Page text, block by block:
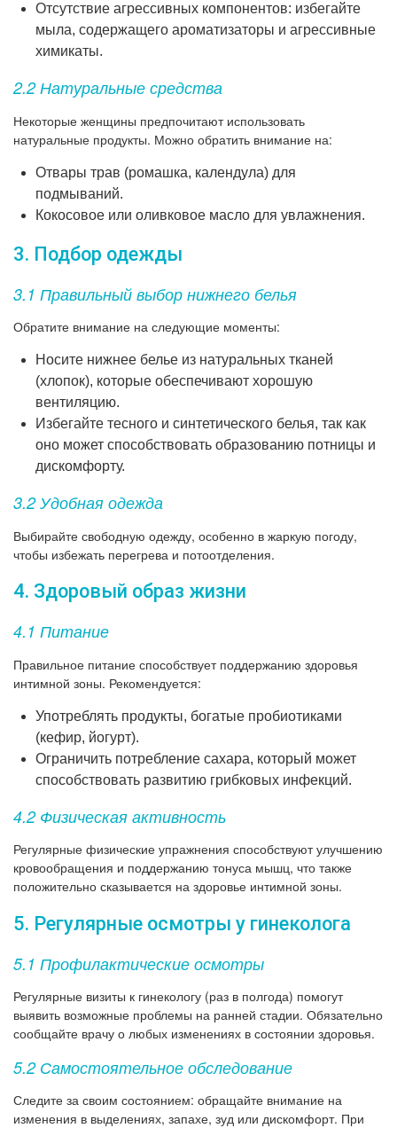
Отсутствие агрессивных компонентов: избегайте
мыла, содержащего ароматизаторы и агрессивные
химикаты.
2.2 Натуральные средства
Некоторые женщины предпочитают использовать
натуральные продукты. Можно обратить внимание на:
Отвары трав (ромашка, календула) для
подмываний.
Кокосовое или оливковое масло для увлажнения.
3. Подбор одежды
3.1 Правильный выбор нижнего белья
Обратите внимание на следующие моменты:
Носите нижнее белье из натуральных тканей
(хлопок), которые обеспечивают хорошую
вентиляцию.
Избегайте тесного и синтетического белья, так как
оно может способствовать образованию потницы и
дискомфорту.
3.2 Удобная одежда
Выбирайте свободную одежду, особенно в жаркую погоду,
чтобы избежать перегрева и потоотделения.
4. Здоровый образ жизни
4.1 Питание
Правильное питание способствует поддержанию здоровья
интимной зоны. Рекомендуется:
Употреблять продукты, богатые пробиотиками
(кефир, йогурт).
Ограничить потребление сахара, который может
способствовать развитию грибковых инфекций.
4.2 Физическая активность
Регулярные физические упражнения способствуют улучшению
кровообращения и поддержанию тонуса мышц, что также
положительно сказывается на здоровье интимной зоны.
5. Регулярные осмотры у гинеколога
5.1 Профилактические осмотры
Регулярные визиты к гинекологу (раз в полгода) помогут
выявить возможные проблемы на ранней стадии. Обязательно
сообщайте врачу о любых изменениях в состоянии здоровья.
5.2 Самостоятельное обследование
Следите за своим состоянием: обращайте внимание на
изменения в выделениях, запахе, зуд или дискомфорт. При